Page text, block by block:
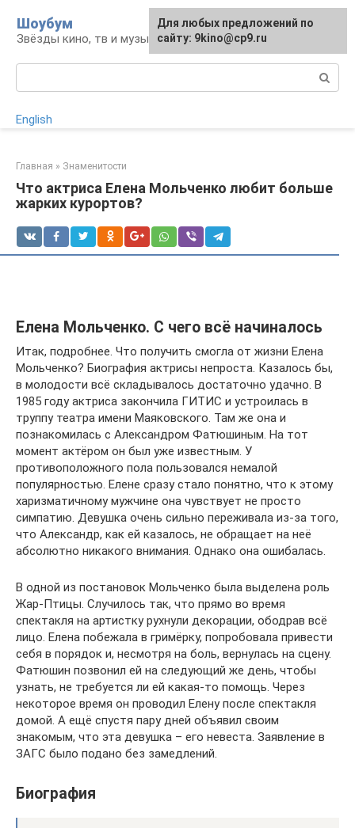
контенту
Шоубум
Звёзды кино, тв и музыки
English
Главная » Знаменитости
Что актриса Елена Мольченко любит больше
жарких курортов?
Елена Мольченко. С чего всё начиналось
Итак, подробнее. Что получить смогла от жизни Елена
Мольченко? Биография актрисы непроста. Казалось бы,
в молодости всё складывалось достаточно удачно. В
1985 году актриса закончила ГИТИС и устроилась в
труппу театра имени Маяковского. Там же она и
познакомилась с Александром Фатюшиным. На тот
момент актёром он был уже известным. У
противоположного пола пользовался немалой
популярностью. Елене сразу стало понятно, что к этому
харизматичному мужчине она чувствует не просто
симпатию. Девушка очень сильно переживала из-за того,
что Александр, как ей казалось, не обращает на неё
абсолютно никакого внимания. Однако она ошибалась.
В одной из постановок Мольченко была выделена роль
Жар-Птицы. Случилось так, что прямо во время
спектакля на артистку рухнули декорации, ободрав всё
лицо. Елена побежала в гримёрку, попробовала привести
себя в порядок и, несмотря на боль, вернулась на сцену.
Фатюшин позвонил ей на следующий же день, чтобы
узнать, не требуется ли ей какая-то помощь. Через
некоторое время он проводил Елену после спектакля
домой. А ещё спустя пару дней объявил своим
знакомым, что эта девушка – его невеста. Заявление в
ЗАГС было подано без замедлений.
Биография
Для любых предложений по
сайту: 9kino@cp9.ru